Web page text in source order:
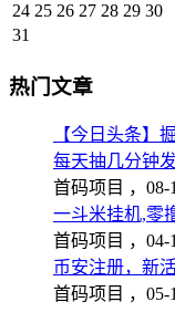
24 25 26 27 28 29 30
31
热门文章
【今日头条】
每天抽几分钟
首码项目 ， 08-
一斗米挂机,零
首码项目 ， 04-
币安注册，新
首码项目 ， 05-